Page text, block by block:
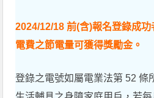
2024/12/18 前(含)報名登錄成
電費之節電量可獲得獎勵金。
登錄之電號如屬電業法第 52 條